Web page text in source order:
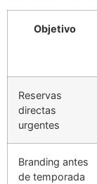
Objetivo
Reservas
directas
urgentes
Branding antes
de temporada